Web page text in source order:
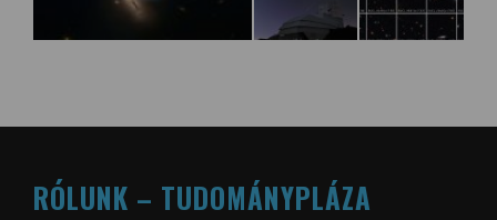
RÓLUNK – TUDOMÁNYPLÁZA